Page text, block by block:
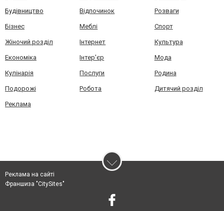
Будівництво Відпочинок Розваги
Бізнес Меблі Спорт
Жіночий розділ Інтернет Культура
Економіка Інтер'єр Мода
Кулінарія Послуги Родина
Подорожі Робота Дитячий розділ
Реклама
Реклама на сайті
Франшиза "CitySites"